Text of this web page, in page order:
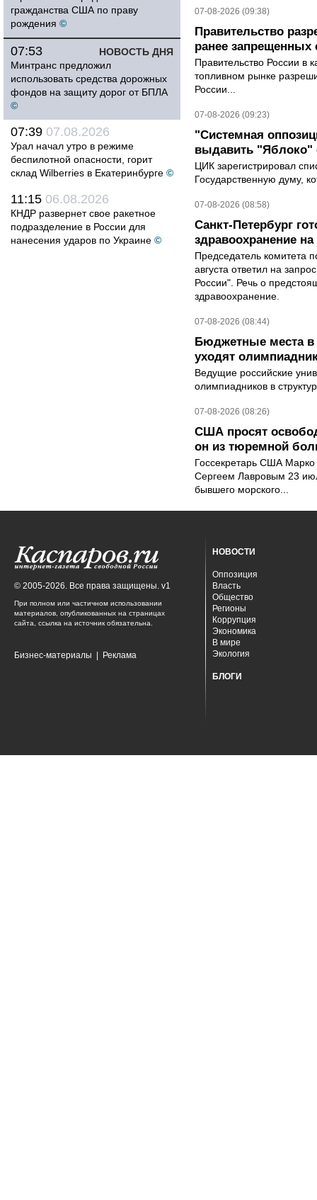
гражданства США по праву
рождения ©
НОВОСТЬ ДНЯ
07:53
Минтранс предложил
использовать средства дорожных
фондов на защиту дорог от БПЛА
©
07:39 07.08.2026
Урал начал утро в режиме
беспилотной опасности, горит
склад Wilberries в Екатеринбурге ©
11:15 06.08.2026
КНДР развернет свое ракетное
подразделение в России для
нанесения ударов по Украине ©
07-08-2026 (09:38)
Правительство
ранее запрещенных
Правительство России в
топливном рынке
России...
07-08-2026 (09:23)
"Системная
выдавить "Яблоко"
ЦИК зарегистрировал
Государственную думу,
07-08-2026 (08:58)
Санкт-Петербург
здравоохранение на
Председатель комитета
августа ответил на
России". Речь о
здравоохранение.
07-08-2026 (08:44)
Бюджетные места в
уходят
Ведущие российские
олимпиадников в
07-08-2026 (08:26)
США просят
он из тюремной
Госсекретарь США
Сергеем Лавровым 23
бывшего морского...
© 2005-2026. Все права защищены. v1
При полном или частичном использовании
материалов, опубликованных на страницах
сайта, ссылка на источник обязательна.
Бизнес-материалы Реклама
НОВОСТИ
Оппозиция
Власть
Общество
Регионы
Коррупция
Экономика
В мире
Экология
БЛОГИ